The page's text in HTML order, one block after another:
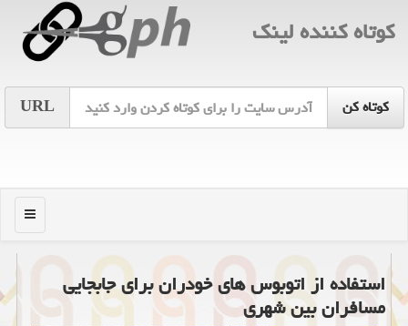
كوتاه كننده لینك
URL
منو
استفاده از اتوبوس های خودران برای جابجایی
مسافران بین شهری